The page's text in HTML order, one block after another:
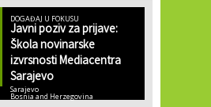
DOGAĐAJ U FOKUSU
Javni poziv za prijave:
Škola novinarske
izvrsnosti Mediacentra
Sarajevo
Sarajevo
Bosnia and Herzegovina